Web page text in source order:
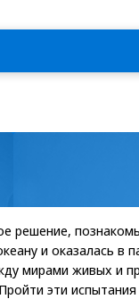
решение,
и оказалась в
мирами живых и
эти